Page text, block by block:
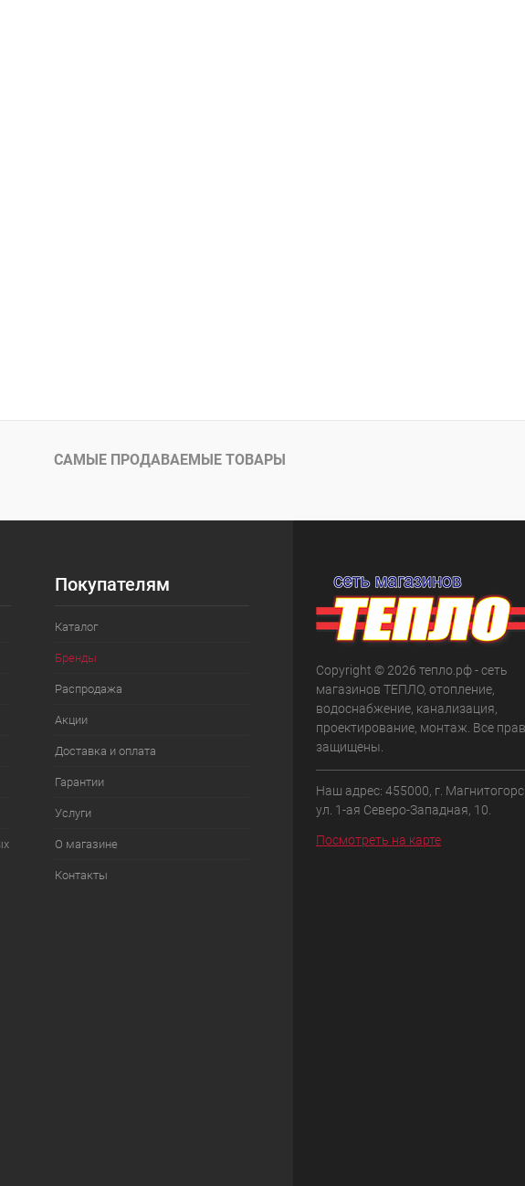
САМЫЕ ПРОДАВАЕМЫЕ ТОВАРЫ
Покупателям
Каталог
Бренды
Распродажа
Акции
Доставка и оплата
Гарантии
Услуги
О магазине
Контакты
Copyright © 2026 тепло.рф - сеть
магазинов ТЕПЛО, отопление,
водоснабжение, канализация,
проектирование, монтаж. Все
защищены.
Наш адрес: 455000, г.
ул. 1-ая Северо-Западная, 10.
Посмотреть на карте